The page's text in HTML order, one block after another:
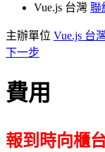
Vue.js 台灣 聯
主辦單位 Vue.js 台
下一步
費用
報到時向櫃